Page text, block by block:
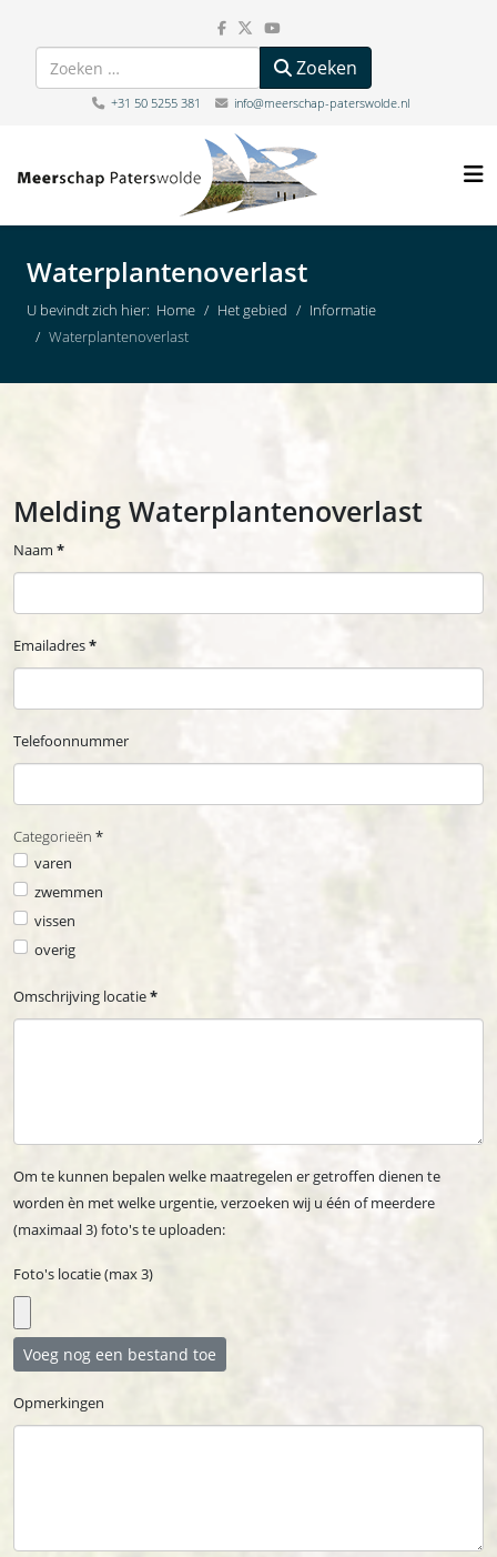
Zoeken Zoeken
+31 50 5255 381 info@meerschap-paterswolde.nl
Waterplantenoverlast
U bevindt zich hier: Home Het gebied
Informatie
Waterplantenoverlast
Melding Waterplantenoverlast
Naam *
Emailadres*
Telefoonnummer
Categorieën *
varen
zwemmen
vissen
overig
Omschrijving locatie*
Om te kunnen bepalen welke maatregelen er getroffen dienen te
worden èn met welke urgentie, verzoeken wij u één of meerdere
(maximaal 3) foto's te uploaden:
Foto's locatie (max 3)
Voeg nog een bestand toe
Opmerkingen